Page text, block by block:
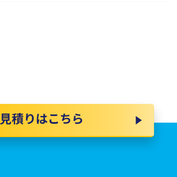
見積りはこちら